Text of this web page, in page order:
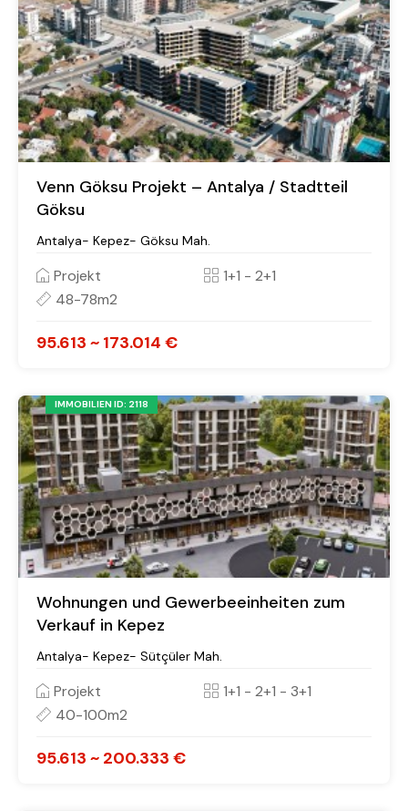
Venn Göksu Projekt – Antalya / Stadtteil
Göksu
Antalya- Kepez- Göksu Mah.
Projekt
1+1 - 2+1
48-78m2
95.613 ~ 173.014 €
IMMOBILIEN ID: 2118
Wohnungen und Gewerbeeinheiten zum
Verkauf in Kepez
Antalya- Kepez- Sütçüler Mah.
Projekt
1+1 - 2+1 - 3+1
40-100m2
95.613 ~ 200.333 €